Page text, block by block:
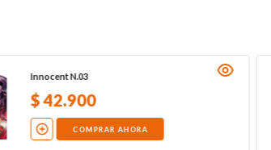
Innocent N.03
$42.900
COMPRAR AHORA